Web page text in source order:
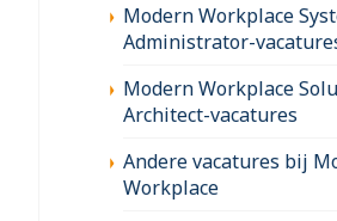
Modern Workplace
Administrator-
Modern Workplace
Architect-vacatures
Andere vacatures bij
Workplace